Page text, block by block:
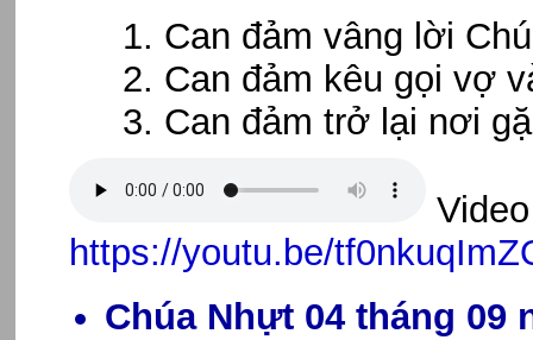
Can đảm vâng lời
Can đảm kêu gọi vợ
Can đảm trở lại nơi
https://youtu.be/
Chúa Nhựt 04 tháng 09